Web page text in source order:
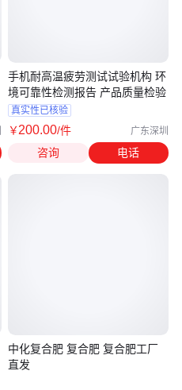
手机耐高温疲劳测试试验机构 环
境可靠性检测报告 产品质量检验
真实性已核验
￥200.00/件 广东深圳
咨询 电话
中化复合肥 复合肥 复合肥工厂
直发